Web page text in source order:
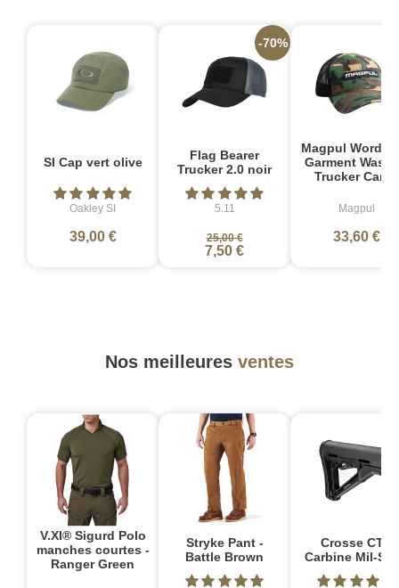
SI Cap vert olive
Oakley SI
39,00 €
Flag Bearer
Trucker 2.0 noir
5.11
25,00 €
7,50 €
-70%
Magpul
Garment
Trucker Camo
Magpul
33,60 €
Nos meilleures ventes
V.XI® Sigurd Polo
manches courtes -
Ranger Green
Stryke Pant -
Battle Brown
Crosse CTR
Carbine Mil-